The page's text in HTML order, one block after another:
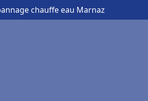
chauffe eau Marnaz